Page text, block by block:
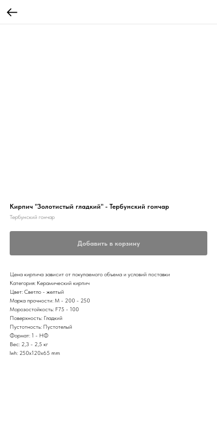
Кирпич "Золотистый гладкий" - Тербунский гончар
Тербунский гончар
Добавить в корзину
Цена кирпича зависит от покупаемого объема и условий поставки
Категория: Керамический кирпич
Цвет: Светло - желтый
Марка прочности: M - 200 - 250
Морозостойкость: F75 - 100
Поверхность: Гладкий
Пустотность: Пустотелый
Формат: 1 - НФ
Вес: 2,3 - 2,5 кг
lwh: 250x120x65 mm